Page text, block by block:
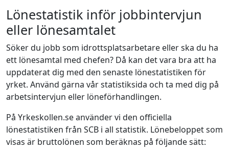
Lönestatistik inför jobbintervjun
eller lönesamtalet
Söker du jobb som idrottsplatsarbetare eller ska du ha
ett lönesamtal med chefen? Då kan det vara bra att ha
uppdaterat dig med den senaste lönestatistiken för
yrket. Använd gärna vår statistiksida och ta med dig på
arbetsintervjun eller löneförhandlingen.
På Yrkeskollen.se använder vi den officiella
lönestatistiken från SCB i all statistik. Lönebeloppet som
visas är bruttolönen som beräknas på följande sätt: